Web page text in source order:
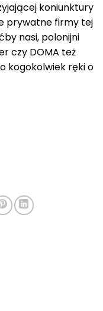
koniunktury
prywatne firmy tej
nasi, polonijni
czy DOMA też
kogokolwiek ręki o